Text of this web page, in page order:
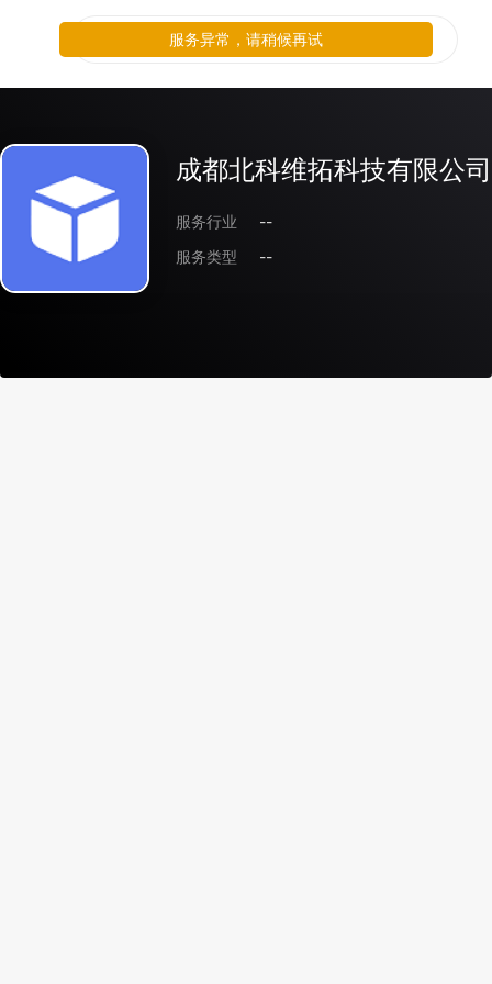
成都北科维拓科技有限公司
服务行业
--
服务类型
--
服务异常，请稍候再试